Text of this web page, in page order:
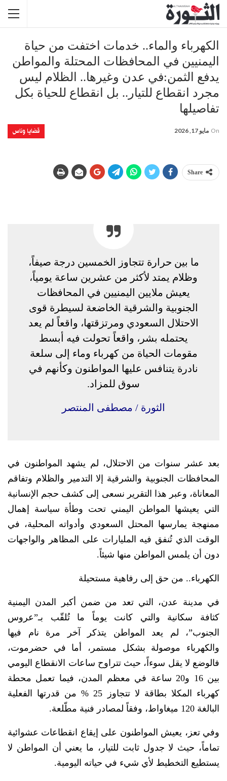
الكهرباء والماء.. خدمات اختفت من حياة
اليمنيين في المحافظات المحتلة والمواطن
يدفع الثمن:في عدن وغيرها.. الظلام ليس
مجرد انقطاع للتيار.. بل انقطاع للحياة بكل
تفاصيلها
قضايا وناس On مايو 17, 2026
Share
ما بين حرارة تتجاوز الخمسين درجة صيفاً،
وظلام يمتد لأكثر من عشرين ساعة يومياً،
يعيش ملايين اليمنيين في المحافظات
الجنوبية والشرقية الخاضعة لسيطرة قوى
الاحتلال السعودي ومرتزقتها، واقعاً لم يعد
يحتمله بشر، واقعاً تحولت فيه أبسط
مقومات الحياة من كهرباء وماء إلى سلعة
نادرة يتنافس عليها المواطنون وكأنهم في
سوق للمزاد.
الثورة / مصطفى المنتصر
بعد عشر سنوات من الاحتلال، لم يشهد المواطنون في
المحافظات الجنوبية والشرقية إلا التدمير والظلام وتفاقم
المعاناة، وعبر هذا التقرير نسعى إلى كشف حجم الإنسانية
التي يعيشها المواطن اليمني تحت وطأة سياسة إهمال
ممنهجة يمارسها المحتل السعودي وأدواته المحلية، في
الوقت الذي تُنفق فيه المليارات على المظاهر والواجهات
دون أن يلمس المواطن منها شيئاً.
الكهرباء.. من حق إلى رفاهية مستحيلة
في مدينة عدن، التي تعد من ضمن أكبر المدن اليمنية
كثافة سكانية والتي كانت يوماً ما تُلقّب بـ”عروس
الجنوب”، لم يعد المواطن يتذكر آخر مرة نام فيها
والكهرباء موصولة بشكل مستمر، أما في حضرموت،
فالوضع لا يقل سوءاً، حيث تتراوح ساعات الانقطاع اليومي
بين 16 و20 ساعة في معظم المدن، فيما تعمل محطة
كهرباء المكلا بطاقة لا تتجاوز 25 % من قدرتها الفعلية
البالغة 120 ميغاواط، وفقاً لمصادر فنية مطّلعة.
وفي تعز، يعيش المواطنون على إيقاع انقطاعات عشوائية
تماماً، حيث لا جدول ثابت للتيار، ما يعني أن المواطن لا
يستطيع التخطيط لأي شيء في حياته اليومية.